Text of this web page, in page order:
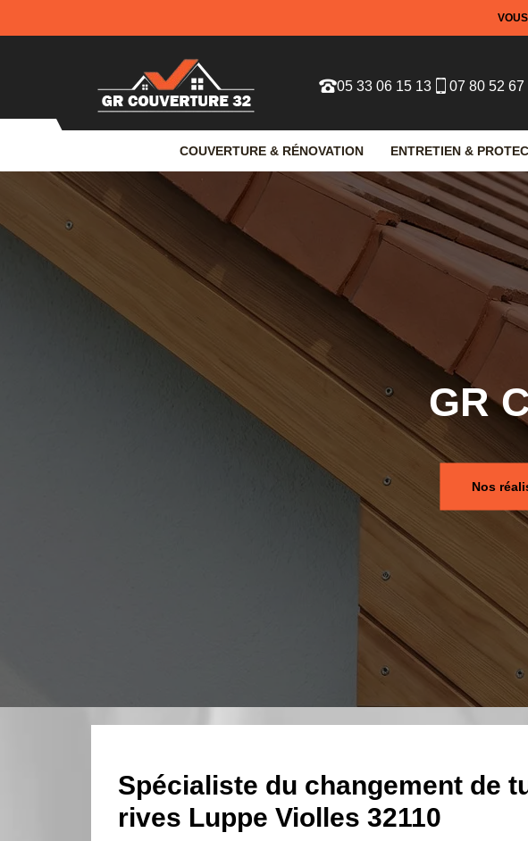
05 33 06 15 13 07 80 52 67
COUVERTURE & RÉNOVATION ENTRETIEN &
GR
Nos
Spécialiste du changement de
rives Luppe Violles 32110